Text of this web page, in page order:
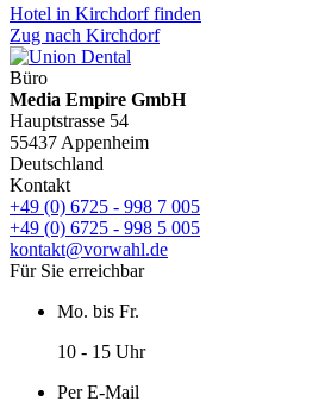
Hotel in Kirchdorf finden
Zug nach Kirchdorf
Büro
Media Empire GmbH
Hauptstrasse 54
55437 Appenheim
Deutschland
Kontakt
+49 (0) 6725 - 998 7 005
+49 (0) 6725 - 998 5 005
kontakt@vorwahl.de
Für Sie erreichbar
Mo. bis Fr.
10 - 15 Uhr
Per E-Mail